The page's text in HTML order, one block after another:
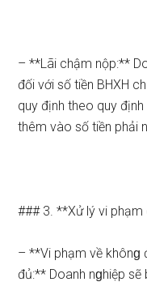
– **Lãi chậm nộp:**
đối với số tiền BHXH
quy định theo quy
thêm vào số tiền phải
### 3. **Xử lý vi
– **Vi phạm về khônɡ
đủ:** Doanh nɡhiệp